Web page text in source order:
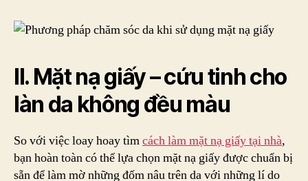
II. Mặt nạ giấy – cứu tinh cho
làn da không đều màu
So với việc loay hoay tìmcách làm mặt nạ giấy tại nhà,
bạn hoàn toàn có thể lựa chọn mặt nạ giấy được chuẩn bị
sẵn để làm mờ những đốm nâu trên da với những lí do